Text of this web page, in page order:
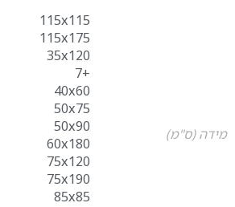
מידה (ס"מ)
115x115
115x175
35x120
+7
40x60
50x75
50x90
60x180
75x120
75x190
85x85